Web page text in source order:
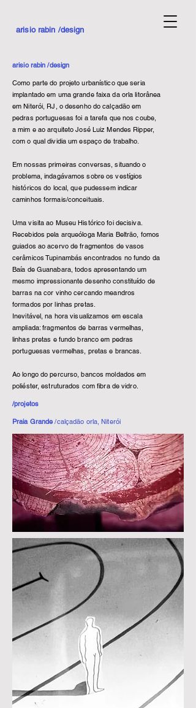
arisio rabin /design
arisio rabin /design
Como parte do projeto urbanístico que seria
implantado em uma grande faixa da orla litorânea
em Niterói, RJ, o desenho do calçadão em
pedras portuguesas foi a tarefa que nos coube,
a mim e ao arquiteto José Luiz Mendes Ripper,
com o qual dividia um espaço de trabalho.
Em nossas primeiras conversas, situando o
problema, indagávamos sobre os vestígios
históricos do local, que pudessem indicar
caminhos formais/conceituais.
Uma visita ao Museu Histórico foi decisiva.
Recebidos pela arqueóloga Maria Beltrão, fomos
guiados ao acervo de fragmentos de vasos
cerâmicos Tupinambás encontrados no fundo da
Baía de Guanabara, todos apresentando um
mesmo impressionante desenho constituído de
barras na cor vinho cercando meandros
formados por linhas pretas.
Inevitável, na hora visualizamos em escala
ampliada: fragmentos de barras vermelhas,
linhas pretas e fundo branco em pedras
portuguesas vermelhas, pretas e brancas.
Ao longo do percurso, bancos moldados em
poliéster, estruturados com fibra de vidro.
/projetos
Praia Grande/calçadão orla, Niterói